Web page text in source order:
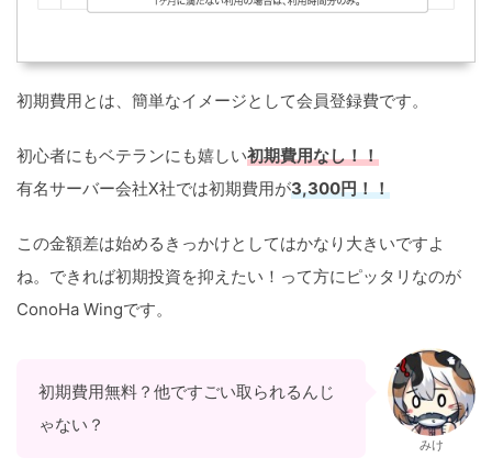
初期費用とは、簡単なイメージとして会員登録費です。
初心者にもベテランにも嬉しい初期費用なし！！
有名サーバー会社X社では初期費用が3,300円！！
この金額差は始めるきっかけとしてはかなり大きいですよ
ね。できれば初期投資を抑えたい！って方にピッタリなのが
ConoHa Wingです。
初期費用無料？他ですごい取られるんじ
ゃない？
みけ